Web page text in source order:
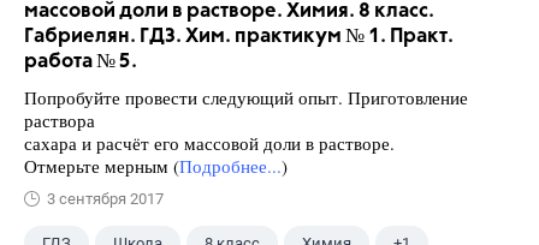
массовой доли в растворе. Химия. 8 класс.
Габриелян. ГДЗ. Хим. практикум № 1. Практ.
работа № 5.
Попробуйте провести следующий опыт. Приготовление
раствора
сахара и расчёт его массовой доли в растворе.
Отмерьте мерным (Подробнее...)
3 сентября 2017